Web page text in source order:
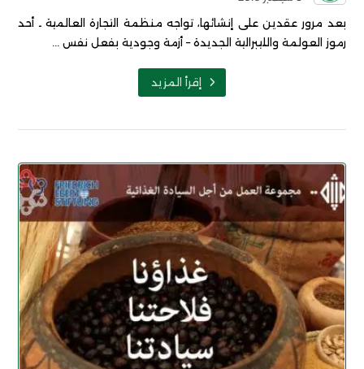
بعد مرور عقدين على إنشائها، تواجه منظمة التجارة العالمية ـ أحد
رموز العولمة والليبرالية الجديدة – أزمة وجودية بفعل نفس ...
إقرأ المزيد